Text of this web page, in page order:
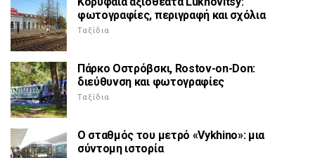
φωτογραφίες, περιγραφή και σχόλια
Ταξίδια
Πάρκο Οστρόβσκι, Rostov-on-Don:
διεύθυνση και φωτογραφίες
Ταξίδια
Ο σταθμός του μετρό «Vykhino»: μια
σύντομη ιστορία